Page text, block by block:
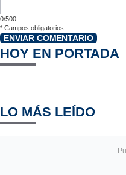
0/500
* Campos obligatorios
ENVIAR COMENTARIO
HOY EN PORTADA
LO MÁS LEÍDO